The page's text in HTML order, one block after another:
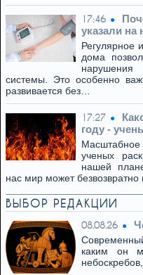
17:46
указали
Регулярное
дома
нарушения
системы. Это особенно
развивается без…
17:27
году -
ученых
нашей
нас мир может безвозвратно
ВЫБОР РЕДАКЦИИ
08.08.26
каким он